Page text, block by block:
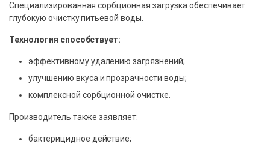
Специализированная сорбционная загрузка обеспечивает
глубокую очистку питьевой воды.
Технология способствует:
эффективному удалению загрязнений;
улучшению вкуса и прозрачности воды;
комплексной сорбционной очистке.
Производитель также заявляет:
бактерицидное действие;